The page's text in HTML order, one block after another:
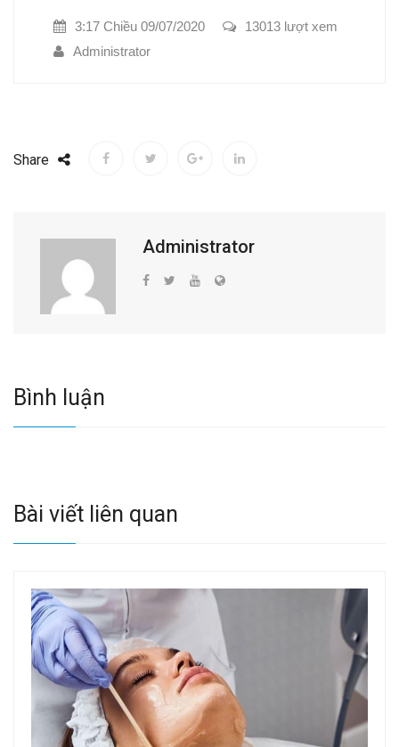
3:17 Chiều 09/07/2020
13013 lượt xem
Administrator
Share
Administrator
Bình luận
Bài viết liên quan